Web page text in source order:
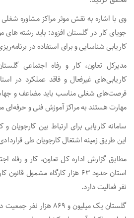
وی با اشاره به نقش موثر مراکز مشاوره
جویای کار در گلستان افزود: باید رشته های
کاریابی شناسایی و برای استفاده در
مدیرکل تعاون، کار و رفاه اجتماعی
کاریابی‌های غیرفعال و فاقد عملکرد در
فرصت‌های شغلی مناسب باید مضاعف و
مهارت هستند به مراکز آموزش فنی و حرفه‌ای
سامانه کاریابی برای ارتباط بین کارجویان و
این طریق زمینه اشتغال کارجویان طی
مطابق گزارش اداره کل تعاون، کار و رفاه
نفر فعالیت دارد.